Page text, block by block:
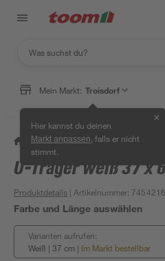
Mein Markt: Troisdorf
Hier kannst du deinen
Markt anpassen , falls er nicht
stimmt.
✕
/ Wohnen & Haushalt /
Bestseller
U-Träger weiß 37 x
Produktdetails | Artikelnummer: 7454216
Farbe und Länge auswählen
Varianten aufrufen:
Weiß | 37 cm | Im Markt bestellbar